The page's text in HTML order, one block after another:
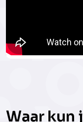
Waar kun